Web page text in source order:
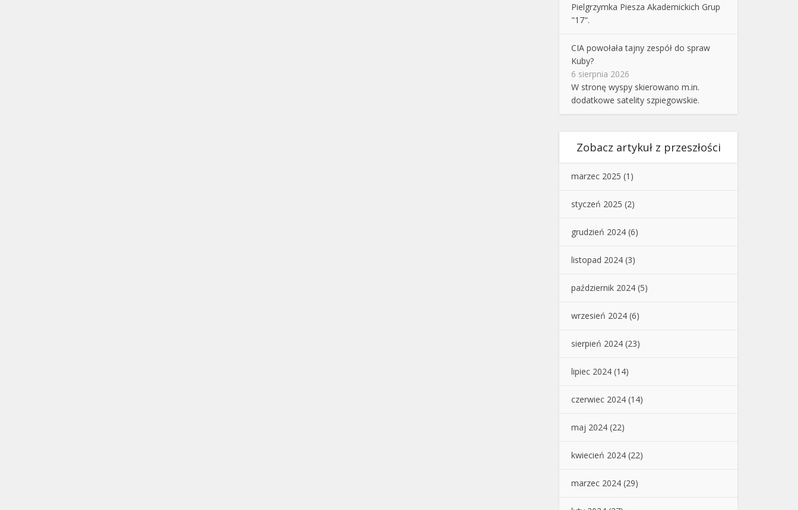
Pielgrzymka Piesza Akademickich Grup
"17".
CIA powołała tajny zespół do spraw
Kuby?
6 sierpnia 2026
W stronę wyspy skierowano m.in.
dodatkowe satelity szpiegowskie.
Zobacz artykuł z przeszłości
marzec 2025 (1)
styczeń 2025 (2)
grudzień 2024 (6)
listopad 2024 (3)
październik 2024 (5)
wrzesień 2024 (6)
sierpień 2024 (23)
lipiec 2024 (14)
czerwiec 2024 (14)
maj 2024 (22)
kwiecień 2024 (22)
marzec 2024 (29)